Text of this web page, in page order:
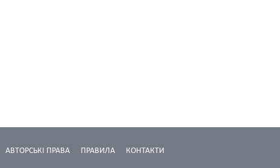
КОНТАКТИ
ПРАВИЛА
АВТОРСЬКІ ПРАВА